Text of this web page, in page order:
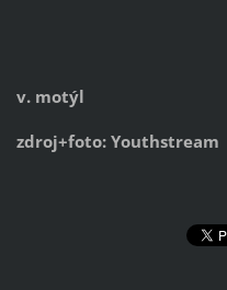
v. motýl
zdroj+foto: Youthstream